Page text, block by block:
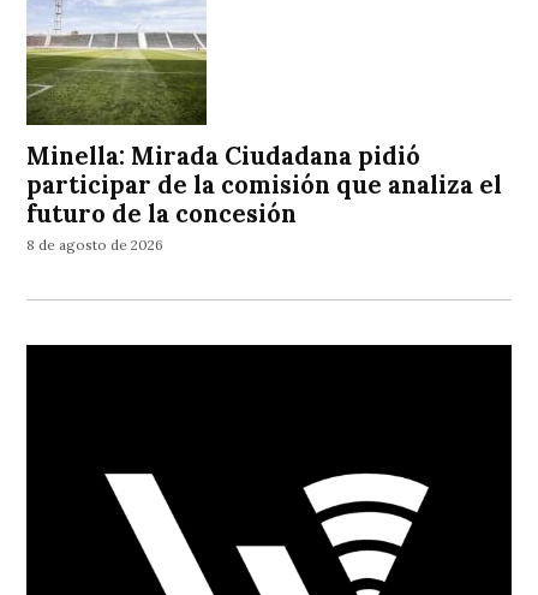
Minella: Mirada Ciudadana pidió
participar de la comisión que analiza el
futuro de la concesión
8 de agosto de 2026